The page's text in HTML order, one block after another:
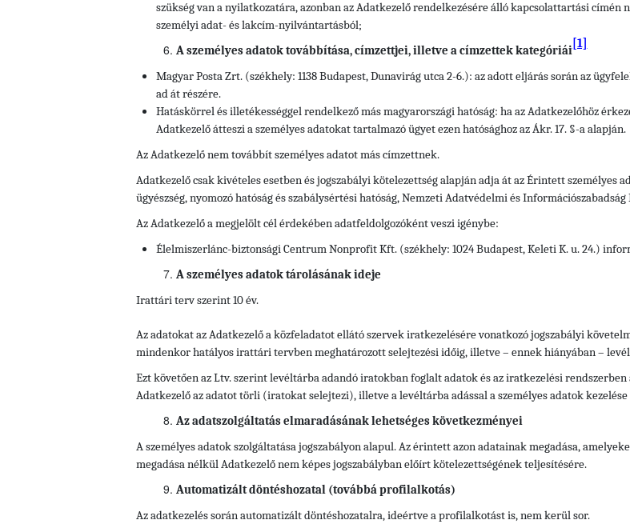
szükség van a nyilatkozatára, azonban az Adatkezelő rendelkezésére álló kapcsolattartási
személyi adat- és lakcím-nyilvántartásból;
A személyes adatok továbbítása, címzettjei, illetve a címzettek kategóriái
[1]
Magyar Posta Zrt. (székhely: 1138 Budapest, Dunavirág utca 2-6.): az adott eljárás során az
ad át részére.
Hatáskörrel és illetékességgel rendelkező más magyarországi hatóság: ha az Adatkezelőhöz
Adatkezelő átteszi a személyes adatokat tartalmazó ügyet ezen hatósághoz az Ákr. 17. §-a alapján.
Az Adatkezelő nem továbbít személyes adatot más címzettnek.
Adatkezelő csak kivételes esetben és jogszabályi kötelezettség alapján adja át az Érintett személyes
ügyészség, nyomozó hatóság és szabálysértési hatóság, Nemzeti Adatvédelmi és Információszabadság
Az Adatkezelő a megjelölt cél érdekében adatfeldolgozóként veszi igénybe:
Élelmiszerlánc-biztonsági Centrum Nonprofit Kft. (székhely: 1024 Budapest, Keleti K. u. 24.)
A személyes adatok tárolásának ideje
Irattári terv szerint 10 év.
Az adatokat az Adatkezelő a közfeladatot ellátó szervek iratkezelésére vonatkozó jogszabályi
mindenkor hatályos irattári tervben meghatározott selejtezési időig, illetve – ennek hiányában –
Ezt követően az Ltv. szerint levéltárba adandó iratokban foglalt adatok és az iratkezelési
Adatkezelő az adatot törli (iratokat selejtezi), illetve a levéltárba adással a személyes adatok
Az adatszolgáltatás elmaradásának lehetséges következményei
A személyes adatok szolgáltatása jogszabályon alapul. Az érintett azon adatainak megadása,
megadása nélkül Adatkezelő nem képes jogszabályban előírt kötelezettségének teljesítésére.
Automatizált döntéshozatal (továbbá profilalkotás)
Az adatkezelés során automatizált döntéshozatalra, ideértve a profilalkotást is, nem kerül sor.